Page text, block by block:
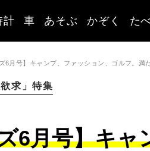
計 車 あそぶ かぞく た
6月号】キャンプ、ファッション、ゴルフ。満
求」特集
6月号】キャ